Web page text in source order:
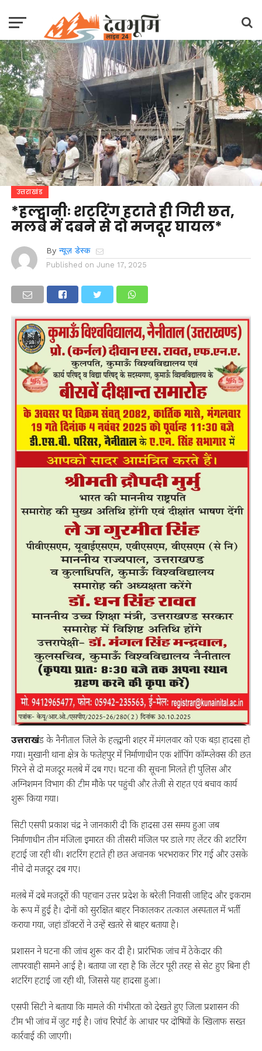
उत्तराखंड
*हल्द्वानीः शटरिंग हटाते ही गिरी छत,
मलबे में दबने से दो मजदूर घायल*
By न्यूज़ डेस्क
Published on June 17, 2025
उत्तराखंड के नैनीताल जिले के हल्द्वानी शहर में मंगलवार को एक बड़ा हादसा हो
गया। मुखानी थाना क्षेत्र के फतेहपुर में निर्माणाधीन एक शॉपिंग कॉम्प्लेक्स की छत
गिरने से दो मजदूर मलबे में दब गए। घटना की सूचना मिलते ही पुलिस और
अग्निशमन विभाग की टीम मौके पर पहुंची और तेजी से राहत एवं बचाव कार्य
शुरू किया गया।
सिटी एसपी प्रकाश चंद्र ने जानकारी दी कि हादसा उस समय हुआ जब
निर्माणाधीन तीन मंजिला इमारत की तीसरी मंजिल पर डाले गए लेंटर की शटरिंग
हटाई जा रही थी। शटरिंग हटाते ही छत अचानक भरभराकर गिर गई और उसके
नीचे दो मजदूर दब गए।
मलबे में दबे मजदूरों की पहचान उत्तर प्रदेश के बरेली निवासी जाहिद और इकराम
के रूप में हुई है। दोनों को सुरक्षित बाहर निकालकर तत्काल अस्पताल में भर्ती
कराया गया, जहां डॉक्टरों ने उन्हें खतरे से बाहर बताया है।
प्रशासन ने घटना की जांच शुरू कर दी है। प्रारंभिक जांच में ठेकेदार की
लापरवाही सामने आई है। बताया जा रहा है कि लेंटर पूरी तरह से सेट हुए बिना ही
शटरिंग हटाई जा रही थी, जिससे यह हादसा हुआ।
एसपी सिटी ने बताया कि मामले की गंभीरता को देखते हुए जिला प्रशासन की
टीम भी जांच में जुट गई है। जांच रिपोर्ट के आधार पर दोषियों के खिलाफ सख्त
कार्रवाई की जाएगी।